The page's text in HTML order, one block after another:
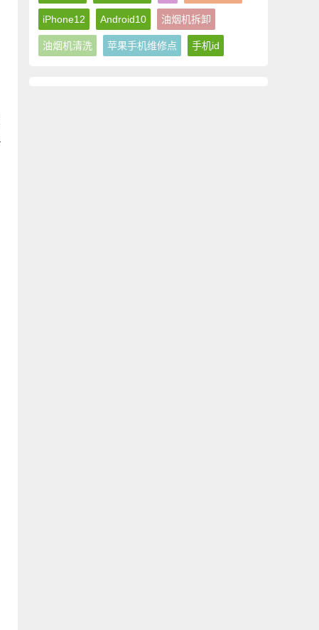
iPhone12 Android10 油烟机拆卸
油烟机清洗 苹果手机维修点 手机id